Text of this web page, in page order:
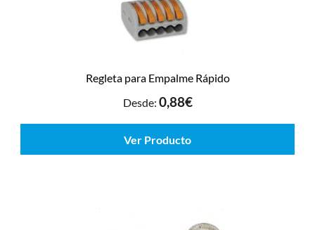
Regleta para Empalme Rápido
Desde: 0,88€
Ver Producto